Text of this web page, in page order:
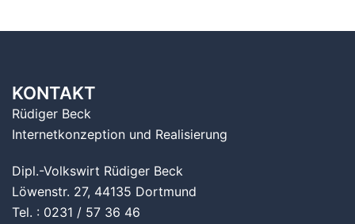
KONTAKT
Rüdiger Beck
Internetkonzeption und Realisierung
Dipl.-Volkswirt Rüdiger Beck
Löwenstr. 27, 44135 Dortmund
Tel. : 0231 / 57 36 46